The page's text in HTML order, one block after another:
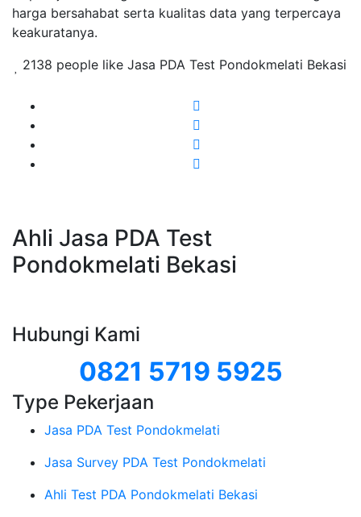
harga bersahabat serta kualitas data yang terpercaya
keakuratanya.
2138 people like Jasa PDA Test Pondokmelati Bekasi
Ahli Jasa PDA Test
Pondokmelati Bekasi
Hubungi Kami
0821 5719 5925
Type Pekerjaan
Jasa PDA Test Pondokmelati
Jasa Survey PDA Test Pondokmelati
Ahli Test PDA Pondokmelati Bekasi